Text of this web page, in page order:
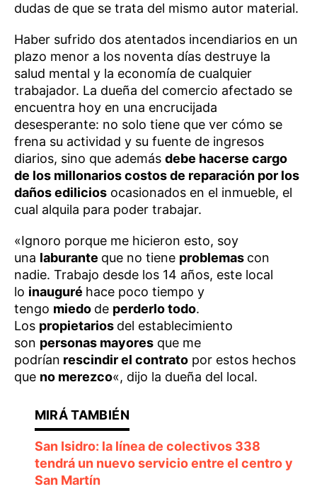
dudas de que se trata del mismo autor material.
Haber sufrido dos atentados incendiarios en un
plazo menor a los noventa días destruye la
salud mental y la economía de cualquier
trabajador. La dueña del comercio afectado se
encuentra hoy en una encrucijada
desesperante: no solo tiene que ver cómo se
frena su actividad y su fuente de ingresos
diarios, sino que además debe hacerse cargo
de los millonarios costos de reparación por los
daños edilicios ocasionados en el inmueble, el
cual alquila para poder trabajar.
«Ignoro porque me hicieron esto, soy
una laburante que no tiene problemas con
nadie. Trabajo desde los 14 años, este local
lo inauguré hace poco tiempo y
tengo miedo de perderlo todo.
Los propietarios del establecimiento
son personas mayores que me
podrían rescindir el contrato por estos hechos
que no merezco«, dijo la dueña del local.
San Isidro: la línea de colectivos 338
tendrá un nuevo servicio entre el centro y
San Martín